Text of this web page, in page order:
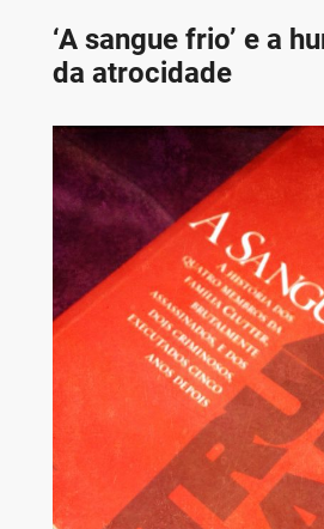
‘A sangue frio’ e a
da atrocidade